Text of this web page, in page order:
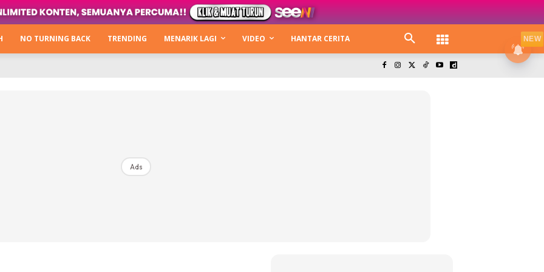
Hijabista
Next Level
NO TURNING BACK TRENDING MENARIK LAGI VIDEO HANTAR CERITA
Ads
NEW